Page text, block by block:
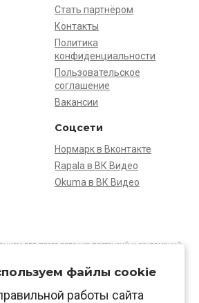
Стать партнёром
Контакты
Политика
конфиденциальности
Пользовательское
соглашение
Вакансии
Соцсети
Нормарк в Вконтакте
Rapala в ВК Видео
Okuma в ВК Видео
для предъявления претензий и рекламаций,
товаров могут отличаться от указанных на сайте.
7728172512 ОГРН 1037739603505
рекомендательные технологиив соответствии
файлы cookie
работы сайта